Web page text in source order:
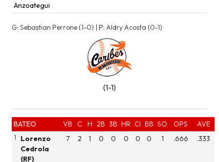
Anzoategui
G: Sebastian Perrone (1-0) | P: Aldry Acosta (0-1)
(1-1)
BATEO VB C H 2B 3B HR CI BB SO OPS AVE
1
Lorenzo
Cedrola
(RF)
7 2 1 0 0 0 0 0 1 .666 .333